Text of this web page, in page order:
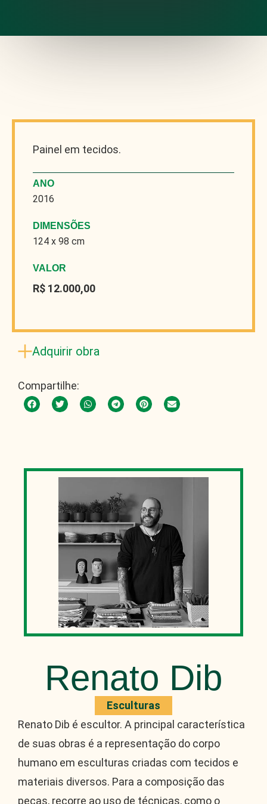
Painel em tecidos.
ANO
2016
DIMENSÕES
124 x 98 cm
VALOR
R$ 12.000,00
Adquirir obra
Compartilhe:
Renato Dib
Esculturas
Renato Dib é escultor. A principal característica
de suas obras é a representação do corpo
humano em esculturas criadas com tecidos e
materiais diversos. Para a composição das
peças, recorre ao uso de técnicas, como o